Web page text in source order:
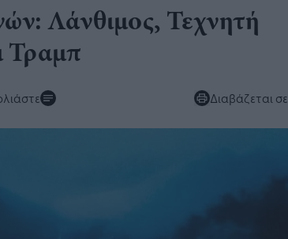
Λάνθιμος, Τεχνητή
Τραμπ
Διαβάζεται σε